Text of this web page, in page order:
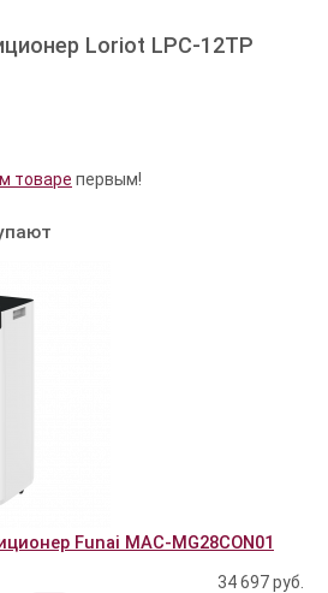
Loriot LPC-12TP
товаре первым!
Funai MAC-MG28CON01
34 697руб.